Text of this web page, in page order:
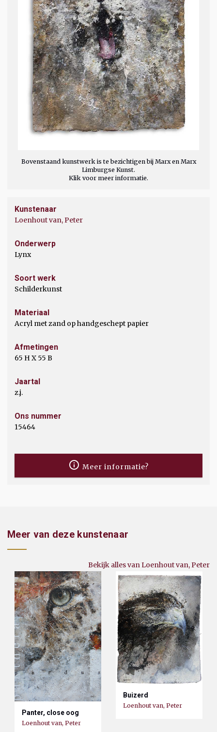
Bovenstaand kunstwerk is te bezichtigen bij Marx en Marx
Limburgse Kunst.
Klik voor meer informatie.
Kunstenaar
Loenhout van, Peter
Onderwerp
Lynx
Soort werk
Schilderkunst
Materiaal
Acryl met zand op handgeschept papier
Afmetingen
65 H X 55 B
Jaartal
z.j.
Ons nummer
15464
Meer informatie?
Meer van deze kunstenaar
Bekijk alles van Loenhout van, Peter
Panter, close oog
Loenhout van, Peter
Buizerd
Loenhout van, Peter